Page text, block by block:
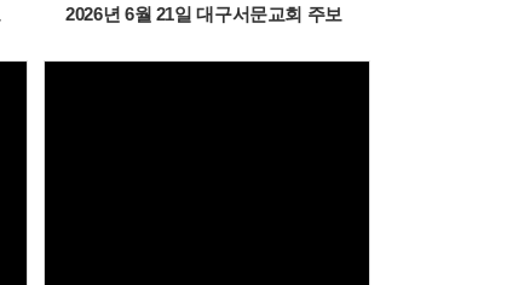
2026년 6월 21일 대구서문교회 주보